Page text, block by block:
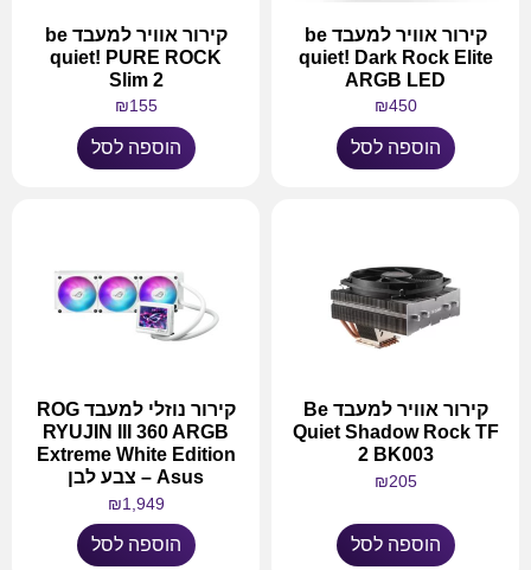
קירור אוויר למעבד be
quiet! Dark Rock Elite
ARGB LED
₪450
הוספה לסל
קירור אוויר למעבד be
quiet! PURE ROCK
Slim 2
₪155
הוספה לסל
קירור אוויר למעבד Be
Quiet Shadow Rock TF
2 BK003
₪205
הוספה לסל
קירור נוזלי למעבד ROG
RYUJIN III 360 ARGB
Extreme White Edition
Asus – צבע לבן
₪1,949
הוספה לסל